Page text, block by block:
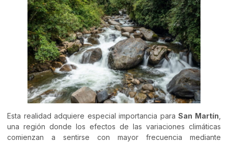
Esta realidad adquiere especial importancia paraSan Martín
una región donde los efectos de las variaciones climáticas
comienzan a sentirse con mayor frecuencia mediante